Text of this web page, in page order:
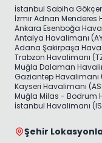
İstanbul Sabiha
İzmir Adnan Menderes
Ankara Esenboğa
Antalya Havalimanı
Adana Şakirpaşa
Trabzon Havalimanı
Muğla Dalaman
Gaziantep Havalimanı
Kayseri Havalimanı
Muğla Milas - Bodrum
İstanbul Havalimanı
Şehir